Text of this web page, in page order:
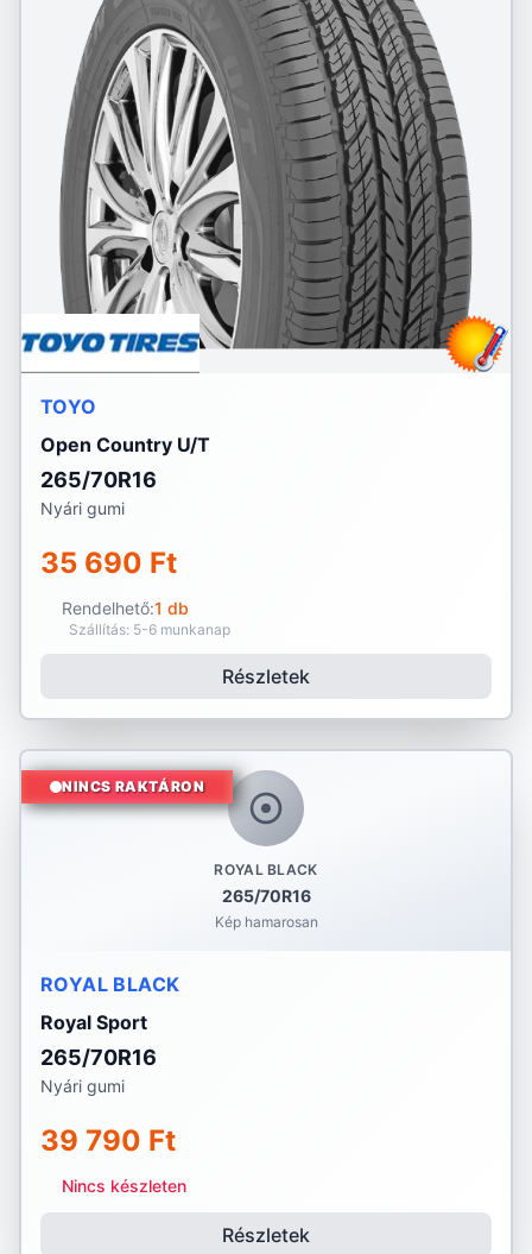
TOYO
Open Country U/T
265/70R16
Nyári gumi
35 690 Ft
Rendelhető:1 db
Szállítás: 5-6 munkanap
Részletek
ROYAL BLACK
265/70R16
Kép hamarosan
NINCS RAKTÁRON
ROYAL BLACK
Royal Sport
265/70R16
Nyári gumi
39 790 Ft
Nincs készleten
Részletek